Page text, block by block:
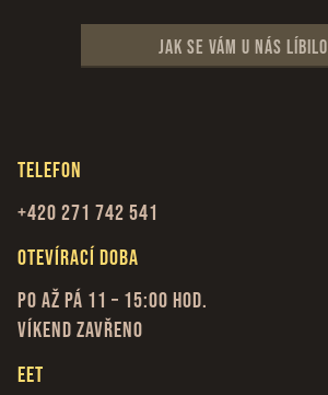
Jak se vám u nás líbilo
Telefon
+420 271 742 541
Otevírací doba
Po až Pá 11 – 15:00 hod.
Víkend zavřeno
EET